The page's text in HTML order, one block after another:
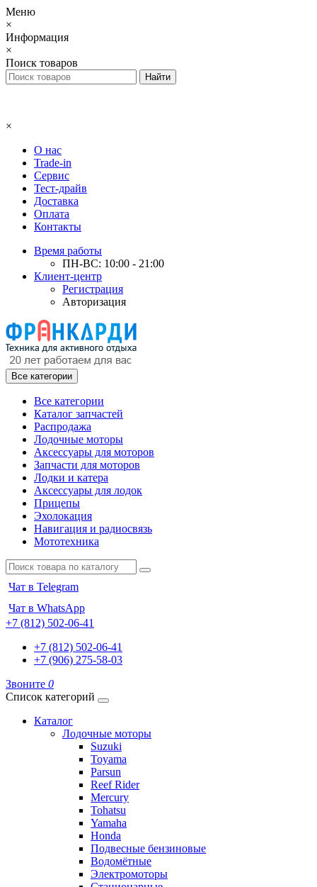
Меню
×
Информация
×
Поиск товаров
×
О нас
Trade-in
Сервис
Тест-драйв
Доставка
Оплата
Контакты
Время работы
ПН-ВС: 10:00 - 21:00
Клиент-центр
Регистрация
Авторизация
Все категории
Все категории
Каталог запчастей
Распродажа
Лодочные моторы
Аксессуары для моторов
Запчасти для моторов
Лодки и катера
Аксессуары для лодок
Прицепы
Эхолокация
Навигация и радиосвязь
Мототехника
Чат в Telegram
Чат в WhatsApp
+7 (812) 502-06-41
+7 (812) 502-06-41
+7 (906) 275-58-03
Звоните 0
Список категорий
Каталог
Лодочные моторы
Suzuki
Toyama
Parsun
Reef Rider
Mercury
Tohatsu
Yamaha
Honda
Подвесные бензиновые
Водомётные
Электромоторы